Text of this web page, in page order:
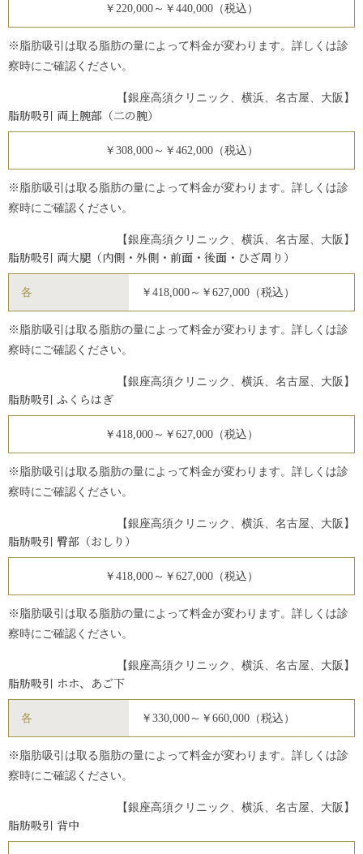
￥220,000～￥440,000（税込）
※脂肪吸引は取る脂肪の量によって料金が変わります。詳しくは診
察時にご確認ください。
【銀座高須クリニック、横浜、名古屋、大阪】
脂肪吸引 両上腕部（二の腕）
￥308,000～￥462,000（税込）
※脂肪吸引は取る脂肪の量によって料金が変わります。詳しくは診
察時にご確認ください。
【銀座高須クリニック、横浜、名古屋、大阪】
脂肪吸引 両大腿（内側・外側・前面・後面・ひざ周り）
各 ￥418,000～￥627,000（税込）
※脂肪吸引は取る脂肪の量によって料金が変わります。詳しくは診
察時にご確認ください。
【銀座高須クリニック、横浜、名古屋、大阪】
脂肪吸引 ふくらはぎ
￥418,000～￥627,000（税込）
※脂肪吸引は取る脂肪の量によって料金が変わります。詳しくは診
察時にご確認ください。
【銀座高須クリニック、横浜、名古屋、大阪】
脂肪吸引 臀部（おしり）
￥418,000～￥627,000（税込）
※脂肪吸引は取る脂肪の量によって料金が変わります。詳しくは診
察時にご確認ください。
【銀座高須クリニック、横浜、名古屋、大阪】
脂肪吸引 ホホ、あご下
各 ￥330,000～￥660,000（税込）
※脂肪吸引は取る脂肪の量によって料金が変わります。詳しくは診
察時にご確認ください。
【銀座高須クリニック、横浜、名古屋、大阪】
脂肪吸引 背中